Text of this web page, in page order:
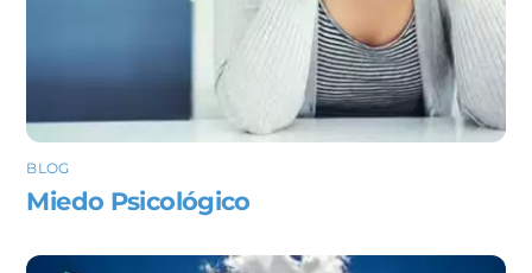
BLOG
Miedo Psicológico